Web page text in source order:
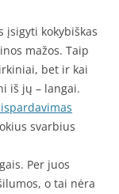
įsigyti kokybiškas
mažos. Taip
bet ir kai
iš jų – langai.
svarbius
Per juos
o tai nėra